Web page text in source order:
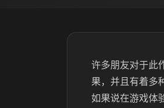
许多朋友对于此
果，并且有着多
如果说在游戏体